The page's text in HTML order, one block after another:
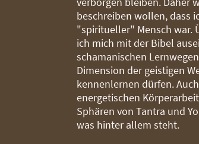
beschreiben wollen, dass
"spiritueller" Mensch war.
ich mich mit der Bibel
schamanischen
Dimension der geistigen
kennenlernen dürfen.
energetischen
Sphären von Tantra und
was hinter allem steht.